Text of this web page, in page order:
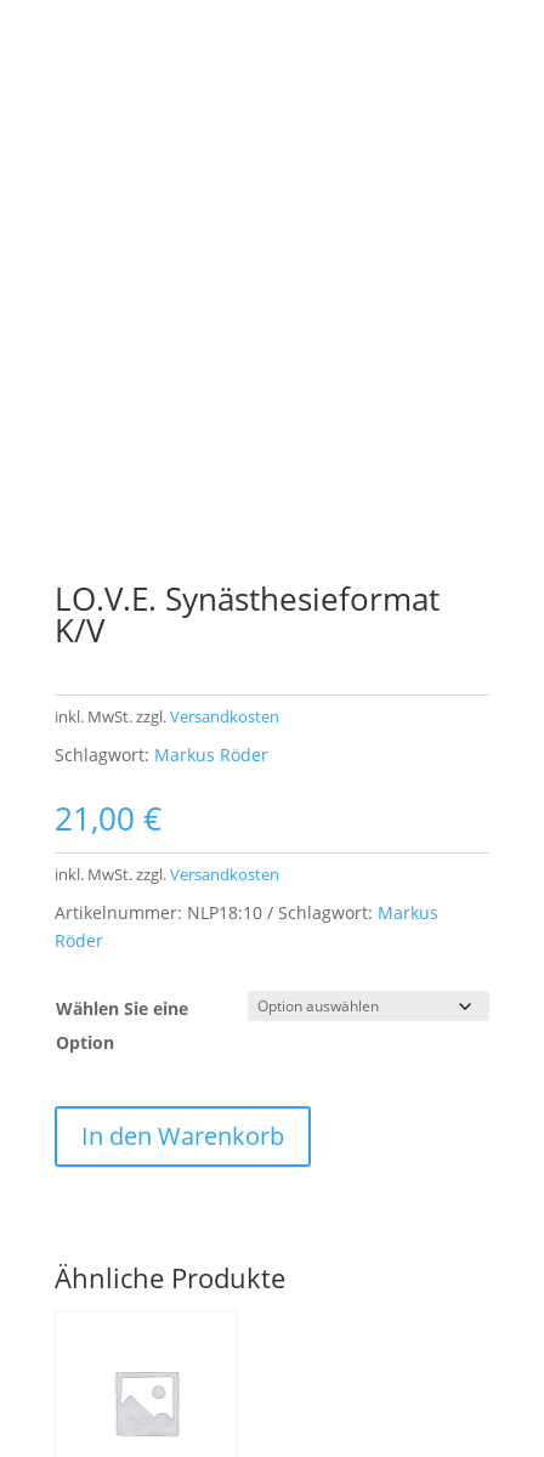
LO.V.E. Synästhesieformat
K/V
inkl. MwSt.zzgl.Versandkosten
Schlagwort: Markus Röder
21,00 €
inkl. MwSt.zzgl.Versandkosten
Artikelnummer: NLP18:10 Schlagwort: Markus
Röder
Wählen Sie eine
Option
In den Warenkorb
Ähnliche Produkte